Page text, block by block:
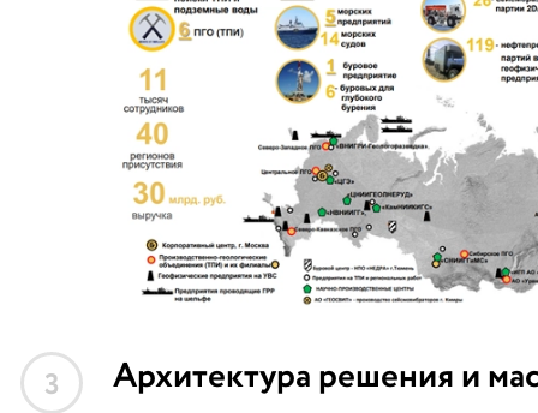
3 Архитектура решения и